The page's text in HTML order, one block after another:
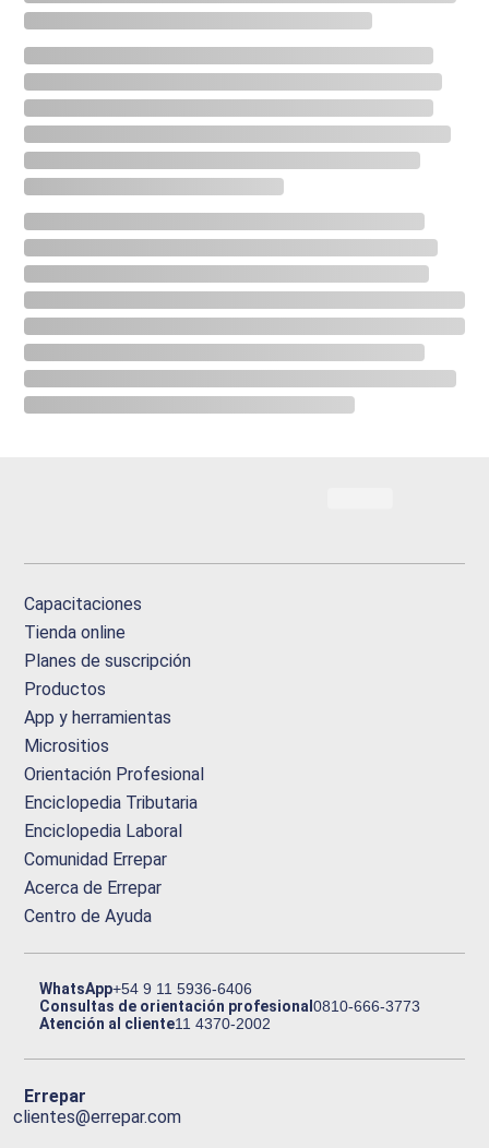
Capacitaciones
Tienda online
Planes de suscripción
Productos
App y herramientas
Micrositios
Orientación Profesional
Enciclopedia Tributaria
Enciclopedia Laboral
Comunidad Errepar
Acerca de Errepar
Centro de Ayuda
WhatsApp+54 9 11 5936-6406
Consultas de orientación profesional0810-666-3773
Atención al cliente11 4370-2002
Errepar
clientes@errepar.com